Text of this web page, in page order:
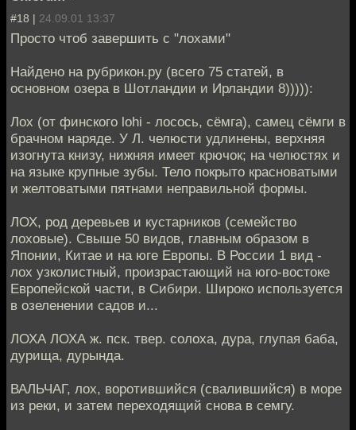
#18 | 24.09.01 13:37
Просто чтоб завершить с "лохами"
Найдено на рубрикон.ру (всего 75 статей, в
основном озера в Шотландии и Ирландии 8))))):
Лох (от финского lohi - лосось, сёмга), самец сёмги в
брачном наряде. У Л. челюсти удлинены, верхняя
изогнута книзу, нижняя имеет крючок; на челюстях и
на языке крупные зубы. Тело покрыто красноватыми
и желтоватыми пятнами неправильной формы.
ЛОХ, род деревьев и кустарников (семейство
лоховые). Свыше 50 видов, главным образом в
Японии, Китае и на юге Европы. В России 1 вид -
лох узколистный, произрастающий на юго-востоке
Европейской части, в Сибири. Широко используется
в озеленении садов и...
ЛОХА ЛОХА ж. пск. твер. солоха, дура, глупая баба,
дурища, дурында.
ВАЛЬЧАГ, лох, воротившийся (свалившийся) в море
из реки, и затем переходящий снова в семгу.